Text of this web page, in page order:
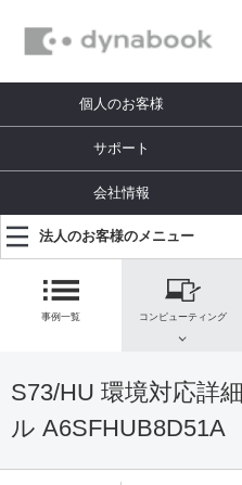
個人のお客様
サポート
会社情報
法人のお客様のメニュー
事例一覧 コンピューティング
S73/HU 環境対応詳
ル A6SFHUB8D51A